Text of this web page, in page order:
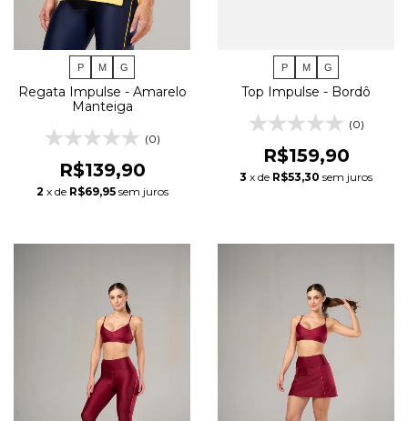
P M G
Regata Impulse - Amarelo
Manteiga
(0)
R$139,90
2 x de R$69,95 sem juros
P M G
Top Impulse - Bordô
(0)
R$159,90
3 x de R$53,30 sem juros